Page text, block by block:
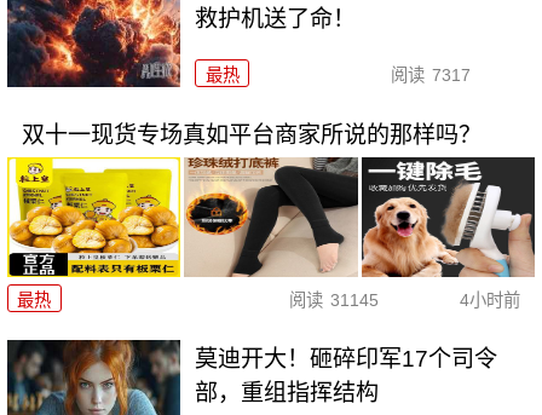
救护机送了命！
最热 阅读 7317
双十一现货专场真如平台商家所说的那样吗？
最热 阅读 31145 4小时前
莫迪开大！砸碎印军17个司令
部，重组指挥结构